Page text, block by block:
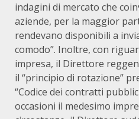
indagini di mercato che
aziende, per la maggior
rendevano disponibili a
comodo”. Inoltre, con
impresa, il Direttore
il “principio di rotazione”
“Codice dei contratti
occasioni il medesimo